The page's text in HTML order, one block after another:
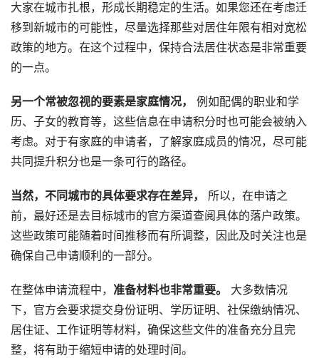
大家在城市扎根，形成长期稳定的生活。如果您还在考虑迁
移到新城市的可能性，尽量选择那些对居住年限有相对宽松
政策的地方。在这个过程中，保持合法居住状态是非常重要
的一点。
另一个常被忽视的要素是家庭情况，
例如配偶的职业和学
历、子女的教育等，这些信息在申请积分时也可能会被纳入
考虑。对于有家庭的申请者，了解家庭成员的情况，尽可能
共同提升积分也是一条可行的路径。
当然，不同城市的具体要求存在差异，
所以，在申请之
前，最好还是去目标城市的官方渠道查阅具体的落户政策。
这些政策可能随着时间推移而有所调整，因此及时关注也是
确保自己申请顺利的一部分。
在整体申请流程中， 准备材料也非常重要。
大多数情况
下，官方会要求提交身份证明、学历证明、社保缴纳情况、
居住证、工作证明等材料，确保这些文件的准备充分且完
整，将有助于缩短申请的处理时间。